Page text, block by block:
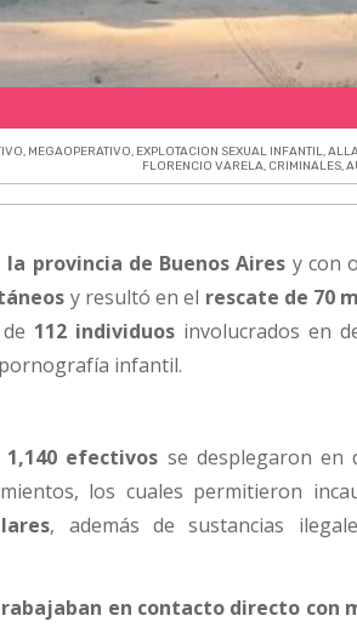
, MEGAOPERATIVO, EXPLOTACION SEXUAL INFANTIL,
FLORENCIO VARELA, CRIMINALES,
la provincia de Buenos Aires y con
y resultó en el rescate de 70
112 individuos involucrados en
infantil.
1,140 efectivos se desplegaron en
los cuales permitieron
, además de sustancias
en contacto directo con